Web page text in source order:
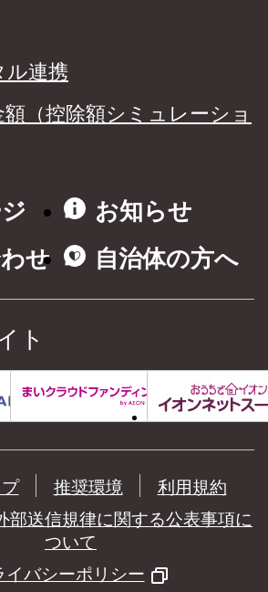
ル連携
（控除額シミュレーショ
お知らせ
せ
自治体の方へ
ト
推奨環境
利用規約
部送信規律に関する公表事項に
ついて
イバシーポリシー